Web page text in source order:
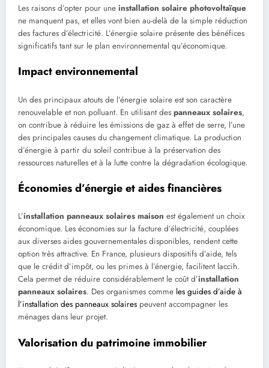
Les raisons d’opter pour une installation solaire photovoltaïque
ne manquent pas, et elles vont bien au-delà de la simple réduction
des factures d’électricité. L’énergie solaire présente des bénéfices
significatifs tant sur le plan environnemental qu’économique.
Impact environnemental
Un des principaux atouts de l’énergie solaire est son caractère
renouvelable et non polluant. En utilisant des panneaux solaires,
on contribue à réduire les émissions de gaz à effet de serre, l’une
des principales causes du changement climatique. La production
d’énergie à partir du soleil contribue à la préservation des
ressources naturelles et à la lutte contre la dégradation écologique.
Économies d’énergie et aides financières
L’installation panneaux solaires maison est également un choix
économique. Les économies sur la facture d’électricité, couplées
aux diverses aides gouvernementales disponibles, rendent cette
option très attractive. En France, plusieurs dispositifs d’aide, tels
que le crédit d’impôt, ou les primes à l’énergie, facilitent laccih.
Cela permet de réduire considérablement le coût d’installation
panneaux solaires. Des organismes comme les guides d’aide à
l’installation des panneaux solaires peuvent accompagner les
ménages dans leur projet.
Valorisation du patrimoine immobilier